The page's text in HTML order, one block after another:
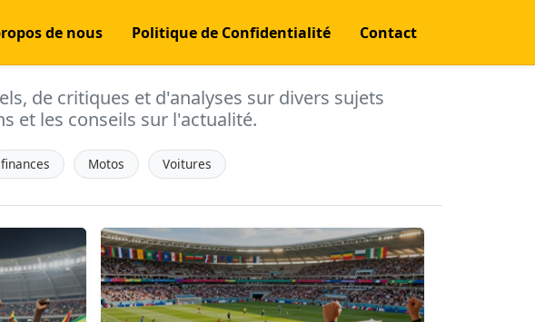
de nous Politique de Confidentialité Contact
de critiques et d'analyses sur divers sujets
et les conseils sur l'actualité.
finances Motos Voitures